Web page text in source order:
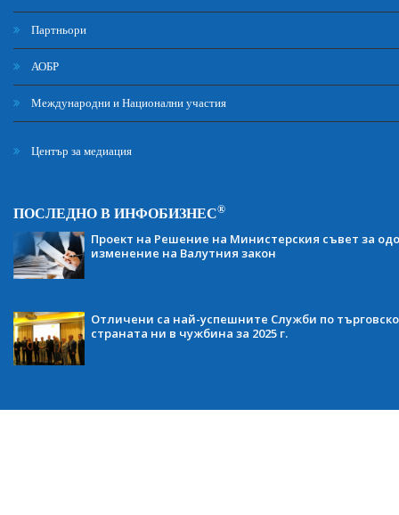
Партньори
АОБР
Международни и Национални участия
Център за медиация
ПОСЛЕДНО В ИНФОБИЗНЕС®
Проект на Решение на Министерския съвет за
изменение на Валутния закон
Отличени са най-успешните Служби по
страната ни в чужбина за 2025 г.